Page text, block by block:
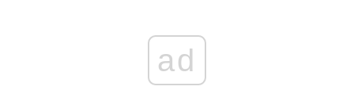
ad